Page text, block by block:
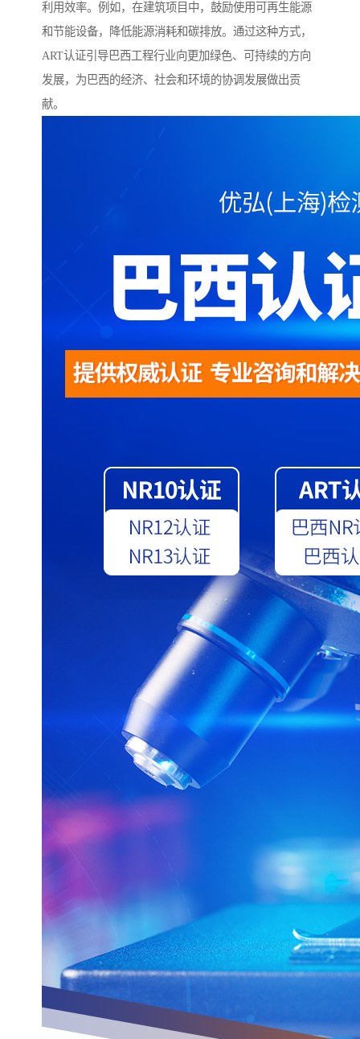
利用效率。例如，在建筑项目中，鼓励使用可再生能源
和节能设备，降低能源消耗和碳排放。通过这种方式，
ART认证引导巴西工程行业向更加绿色、可持续的方向
发展，为巴西的经济、社会和环境的协调发展做出贡
献。